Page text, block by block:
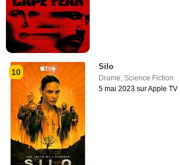
10
Silo
Drame ,Science Fiction
5 mai 2023 sur Apple TV